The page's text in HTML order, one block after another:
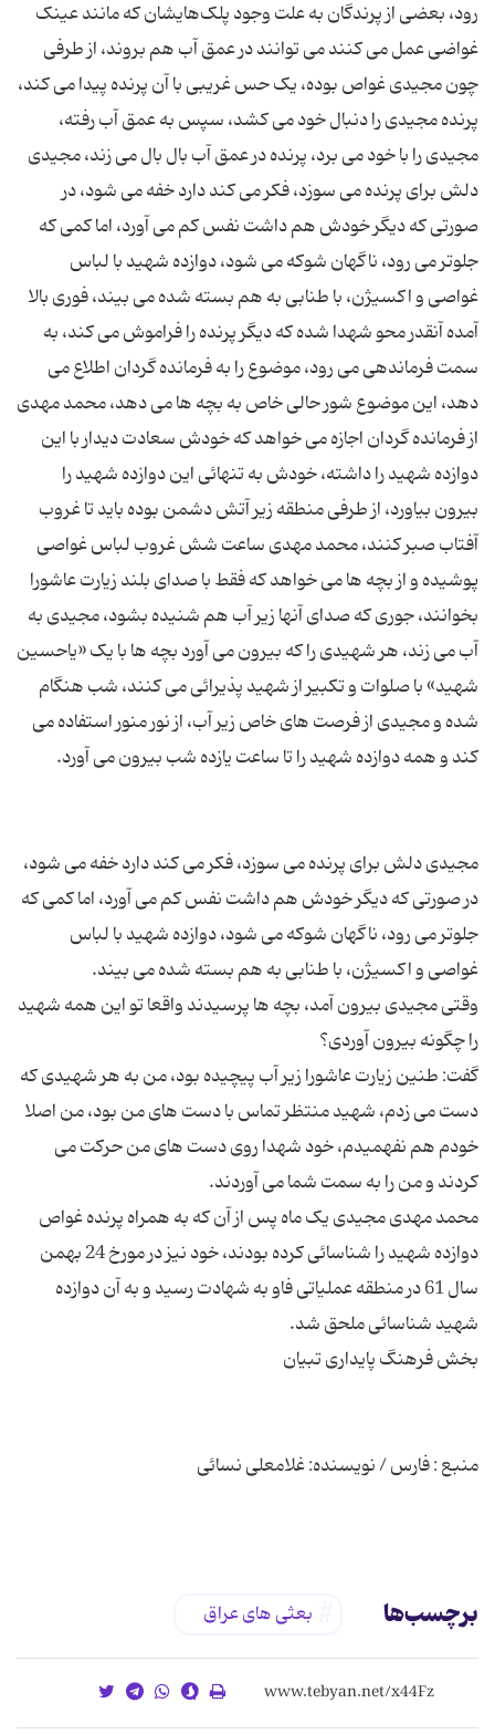
رود، بعضی از پرندگان به علت وجود پلک‌هایشان که مانند عینک
غواضی عمل می کنند می توانند در عمق آب هم بروند، از طرفی
چون مجیدی غواص بوده، یک حس غریبی با آن پرنده پیدا می کند،
پرنده مجیدی را دنبال خود می کشد، سپس به عمق آب رفته،
مجیدی را با خود می برد، پرنده در عمق آب بال بال می زند، مجیدی
دلش برای پرنده می سوزد، فکر می کند دارد خفه می شود، در
صورتی که دیگر خودش هم داشت نفس کم می آورد، اما کمی که
جلوتر می رود، ناگهان شوکه می شود، دوازده شهید با لباس
غواصی و اکسیژن، با طنابی به هم بسته شده می بیند، فوری بالا
آمده آنقدر محو شهدا شده که دیگر پرنده را فراموش می کند، به
سمت فرماندهی می رود، موضوع را به فرمانده گردان اطلاع می
دهد، این موضوع شور حالی خاص به بچه ها می دهد، محمد مهدی
از فرمانده گردان اجازه می خواهد که خودش سعادت دیدار با این
دوازده شهید را داشته، خودش به تنهائی این دوازده شهید را
بیرون بیاورد، از طرفی منطقه زیر آتش دشمن بوده باید تا غروب
آفتاب صبر کنند، محمد مهدی ساعت شش غروب لباس غواصی
پوشیده و از بچه ها می خواهد که فقط با صدای بلند زیارت عاشورا
بخوانند، جوری که صدای آنها زیر آب هم شنیده بشود، مجیدی به
آب می زند، هر شهیدی را که بیرون می آورد بچه ها با یک «یاحسین
شهید» با صلوات و تکبیر از شهید پذیرائی می کنند، شب هنگام
شده و مجیدی از فرصت های خاص زیر آب، از نور منور استفاده می
مجیدی دلش برای پرنده می سوزد، فکر می کند دارد خفه می شود،
در صورتی که دیگر خودش هم داشت نفس کم می آورد، اما کمی که
جلوتر می رود، ناگهان شوکه می شود، دوازده شهید با لباس
وقتی مجیدی بیرون آمد، بچه ها پرسیدند واقعا تو این همه شهید
گفت: طنین زیارت عاشورا زیر آب پیچیده بود، من به هر شهیدی که
دست می زدم، شهید منتظر تماس با دست های من بود، من اصلا
خودم هم نفهمیدم، خود شهدا روی دست های من حرکت می
محمد مهدی مجیدی یک ماه پس از آن که به همراه پرنده غواص
دوازده شهید را شناسائی کرده بودند، خود نیز در مورخ 24 بهمن
سال 61 در منطقه عملیاتی فاو به شهادت رسید و به آن دوازده
برچسب‌ها بعثی های عراق